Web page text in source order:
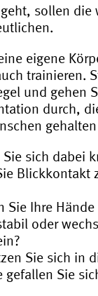
sollen die
eigene
trainieren.
und gehen
durch,
sich dabei
Blickkontakt
Sie Ihre Hände
oder
Sie sich in
gefallen Sie